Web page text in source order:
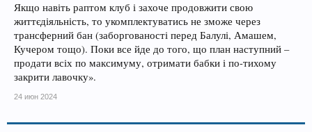
Якщо навіть раптом клуб і захоче продовжити свою
життєдіяльність, то укомплектуватись не зможе через
трансферний бан (заборгованості перед Балулі, Амашем,
Кучером тощо). Поки все йде до того, що план наступний –
продати всіх по максимуму, отримати бабки і по-тихому
закрити лавочку».
24 июн 2024